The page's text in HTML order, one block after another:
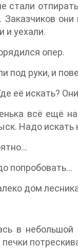
стали
Заказчиков
и уехали.
опер.
под руки, и
её искать?
всё ещё
Надо искать
попробовать…
дом
в небольшой
печки